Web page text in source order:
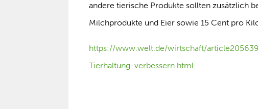
andere tierische Produkte sollten zusätzlich
Milchprodukte und Eier sowie 15 Cent pro
https://www.welt.de/wirtschaft/
Tierhaltung-verbessern.html